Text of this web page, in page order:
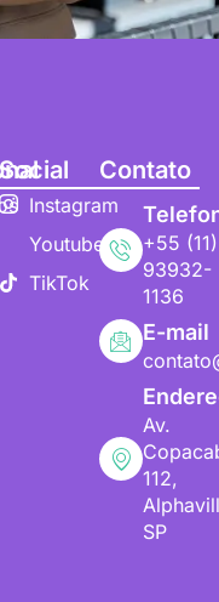
Instagram
Youtube
TikTok
Contato
+55 (11)
93932-
1136
E-mail
Av.
112,
SP